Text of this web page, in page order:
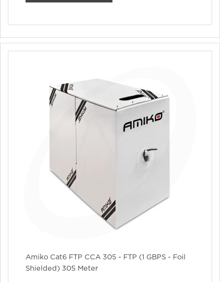
Amiko Cat6 FTP CCA 305 - FTP (1 GBPS - Foil
Shielded) 305 Meter